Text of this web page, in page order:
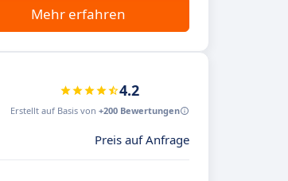
Mehr erfahren
4.2
Erstellt auf Basis von +200 Bewertungen
Preis auf Anfrage